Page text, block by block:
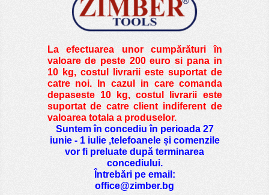
La efectuarea unor cumpărături în
valoare de peste200 euro si pana in
10 kg, costul livrarii este suportat de
catre noi. In cazul in care comanda
depaseste 10 kg, costul livrarii este
suportat de catre client indiferent de
valoarea totala a produselor.
Suntem în concediu în perioada 27
iunie - 1 iulie ,telefoanele și comenzile
vor fi preluate după terminarea
concediului.
Întrebări pe email:
office@zimber.bg